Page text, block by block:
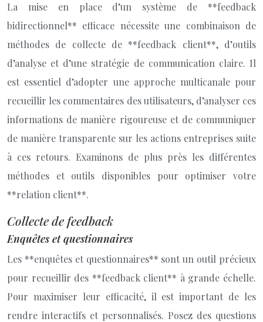
La mise en place d’un système de **feedback
bidirectionnel** efficace nécessite une combinaison de
méthodes de collecte de **feedback client**, d’outils
d’analyse et d’une stratégie de communication claire. Il
est essentiel d’adopter une approche multicanale pour
recueillir les commentaires des utilisateurs, d’analyser ces
informations de manière rigoureuse et de communiquer
de manière transparente sur les actions entreprises suite
à ces retours. Examinons de plus près les différentes
méthodes et outils disponibles pour optimiser votre
**relation client**.
Collecte de feedback
Enquêtes et questionnaires
Les **enquêtes et questionnaires** sont un outil précieux
pour recueillir des **feedback client** à grande échelle.
Pour maximiser leur efficacité, il est important de les
rendre interactifs et personnalisés. Posez des questions